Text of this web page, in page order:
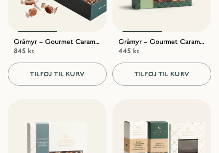
Gråmyr – Gourmet Caramels, 1300g
845 kr.
TILFØJ TIL KURV
Gråmyr – Gourmet Caramels
445 kr.
TILFØJ TIL KURV